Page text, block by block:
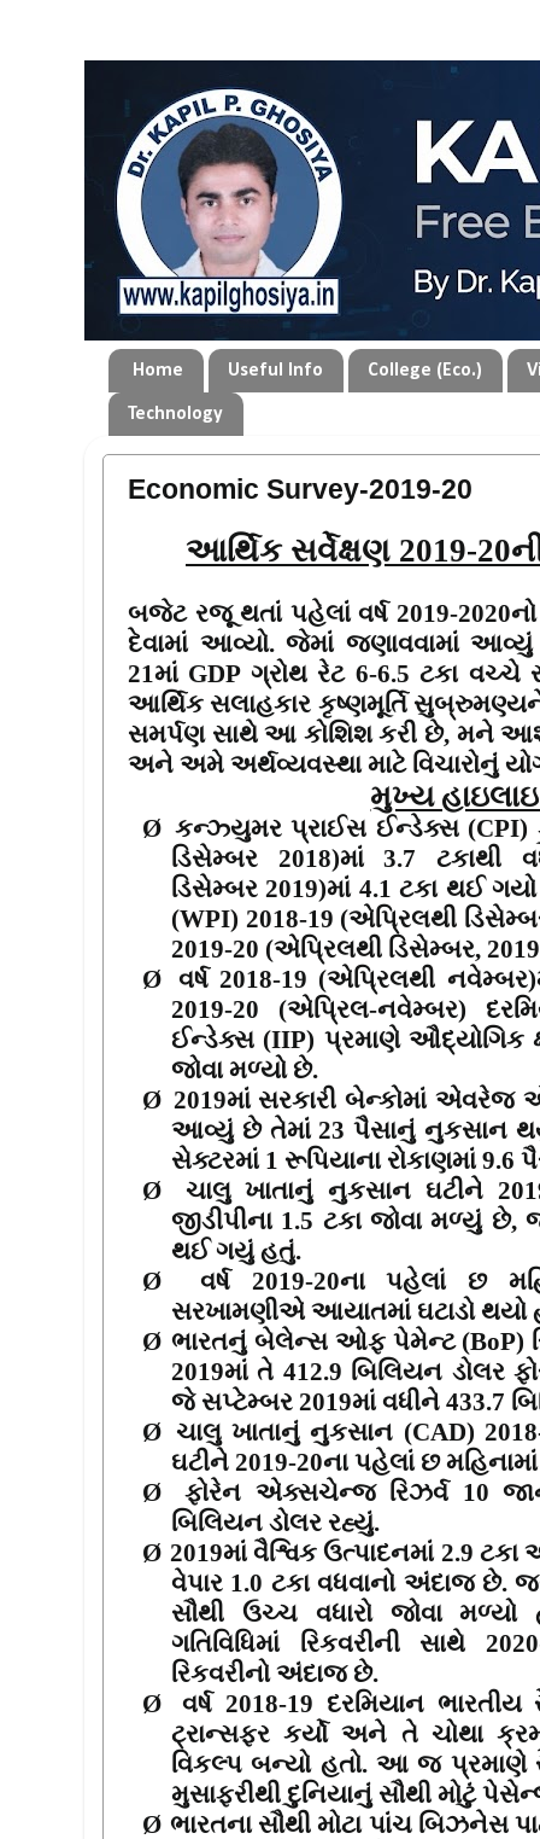
Home Useful Info College (Eco.)
Technology
Economic Survey-2019-20
આર્થિક સર્વેક્ષણ 2019-20
બજેટ રજૂ થતાં પહેલાં વર્ષ 2019-2020
દેવામાં આવ્યો. જેમાં જણાવવામાં
21માં GDP ગ્રોથ રેટ 6-6.5ટકા વચ્ચે
આર્થિક સલાહકાર કૃષ્ણમૂર્તિ
સમર્પણ સાથે આ કોશિશ કરી છે, મને
અને અમે અર્થવ્યવસ્થા માટે વિચારોનું
મુખ્ય
Ø કન્ઝ્યુમર પ્રાઈસ ઈન્ડેક્સ (CPI)
ડિસેમ્બર 2018)માં3.7ટકાથી
ડિસેમ્બર2019)માં 4.1ટકા થઈ ગયો
(WPI) 2018-19 (એપ્રિલથી
2019-20 (એપ્રિલથી ડિસેમ્બર,
Ø
વર્ષ2018-19 (એપ્રિલથી
2019-20 (એપ્રિલ-નવેમ્બર)
ઈન્ડેક્સ (IIP) પ્રમાણે ઔદ્યોગિક
જોવા મળ્યો છે.
Ø 2019માં સરકારી બેન્કોમાં એવરેજ
આવ્યું છે તેમાં23પૈસાનું નુકસાન
સેક્ટરમાં 1 રૂપિયાના રોકાણમાં9.6
Ø
ચાલુ ખાતાનું નુકસાન ઘટીને
જીડીપીના 1.5 ટકા જોવા મળ્યું છે,
થઈ ગયું હતું.
Ø
વર્ષ 2019-20ના પહેલાં છ
સરખામણીએ આયાતમાં ઘટાડો થયો
Ø ભારતનું બેલેન્સ ઓફ પેમેન્ટ (BoP)
2019માં તે 412.9 બિલિયન ડોલર
જે સપ્ટેમ્બર 2019માં વધીને 433.7
Ø ચાલુ ખાતાનું નુકસાન (CAD)
ઘટીને 2019-20ના પહેલાં છ
Ø
ફોરેન એક્સચેન્જ રિઝર્વ 10
બિલિયન ડોલર રહ્યું.
Ø 2019માં વૈશ્વિક ઉત્પાદનમાં 2.9 ટકા
વેપાર 1.0 ટકા વધવાનો અંદાજ છે.
સૌથી ઉચ્ચ વધારો જોવા મળ્યો
ગતિવિધિમાં રિકવરીની સાથે 2020
રિકવરીનો અંદાજ છે.
Ø
વર્ષ2018-19 દરમિયાન
ટ્રાન્સફર કર્યો અને તે ચોથા
વિકલ્પ બન્યો હતો. આ જ
મુસાફરીથી દુનિયાનું સૌથી મોટું
Ø ભારતના સૌથી મોટા પાંચ બિઝનેસ